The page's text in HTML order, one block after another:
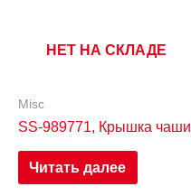
НЕТ НА СКЛАДЕ
Misc
SS-989771, Крышка чаши
Читать далее